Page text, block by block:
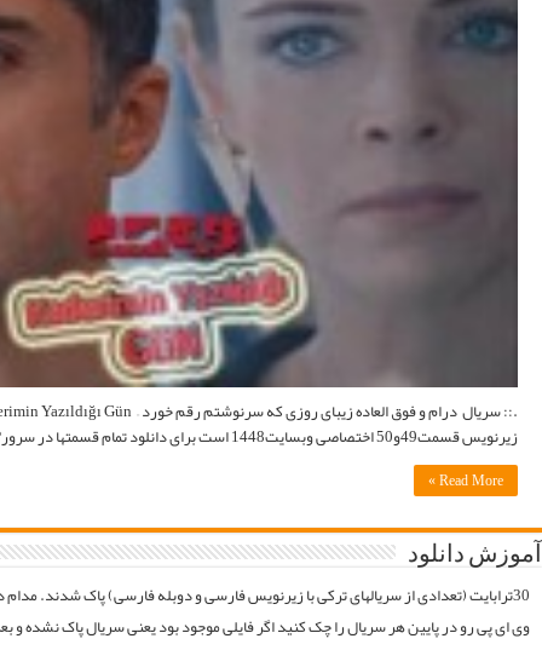
.:: سریال درام و فوق العاده زیبای روزی که سرنوشتم رقم خورد – Kaderimin Yazıldığı Gün ::. .:: دانلود سریالKaderimin Yazıldığı Gün با زبان اصلی و زیرنویس فارسی با لینک های مستقیم ::.
فایلارو گیر آوردیم دوباره آپلود میکنیم. قبل از خرید کردن اول فولدر سریال در سرور